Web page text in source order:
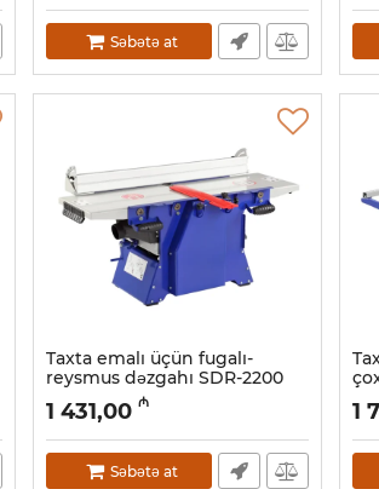
Səbətə at
Taxta emalı üçün fugalı-
reysmus dəzgahı SDR-2200
Artikul: 039001013
1 431,00 ₼
Səbətə at
1